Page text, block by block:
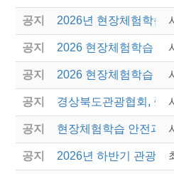
공지 2026년 현장체험학습
공지 2026 현장체험학습 안
공지 2026 현장체험학습 안
공지 경상북도관광협회, 중
공지 현장체험학습 안전과
공지 2026년 하반기 관광진